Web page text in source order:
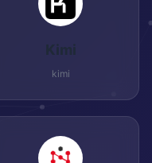
Kimi
kimi